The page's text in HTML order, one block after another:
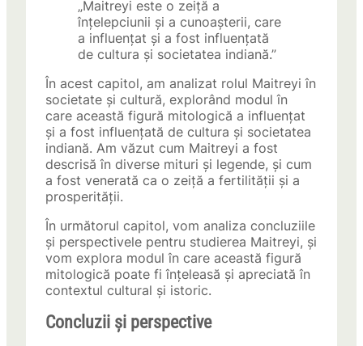
„Maitreyi este o zeiță a
înțelepciunii și a cunoașterii, care
a influențat și a fost influențată
de cultura și societatea indiană.”
În acest capitol, am analizat rolul Maitreyi în
societate și cultură, explorând modul în
care această figură mitologică a influențat
și a fost influențată de cultura și societatea
indiană. Am văzut cum Maitreyi a fost
descrisă în diverse mituri și legende, și cum
a fost venerată ca o zeiță a fertilității și a
prosperității.
În următorul capitol, vom analiza concluziile
și perspectivele pentru studierea Maitreyi, și
vom explora modul în care această figură
mitologică poate fi înțeleasă și apreciată în
contextul cultural și istoric.
Concluzii și perspective